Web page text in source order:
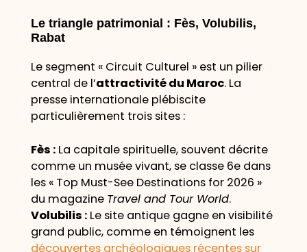
Le triangle patrimonial : Fès, Volubilis,
Rabat
Le segment « Circuit Culturel » est un pilier
central de l’attractivité du Maroc. La
presse internationale plébiscite
particulièrement trois sites :
Fès :La capitale spirituelle, souvent décrite
comme un musée vivant, se classe 6e dans
les « Top Must-See Destinations for 2026 »
du magazine Travel and Tour World.
Volubilis :Le site antique gagne en visibilité
grand public, comme en témoignent les
découvertes archéologiques récentes sur